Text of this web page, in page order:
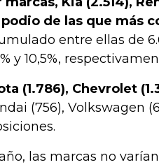
de las que más
entre ellas de
y 10,5%,
(1.786), Chevrolet
(756), Volkswagen
las marcas no